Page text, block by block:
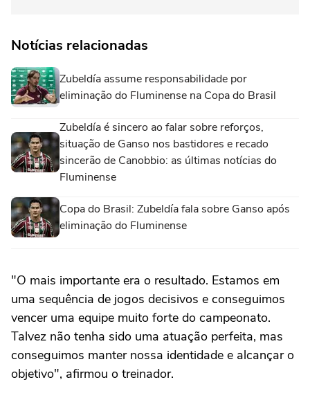
Notícias relacionadas
Zubeldía assume responsabilidade por
eliminação do Fluminense na Copa do Brasil
Zubeldía é sincero ao falar sobre reforços,
situação de Ganso nos bastidores e recado
sincerão de Canobbio: as últimas notícias do
Fluminense
Copa do Brasil: Zubeldía fala sobre Ganso após
eliminação do Fluminense
"O mais importante era o resultado. Estamos em
uma sequência de jogos decisivos e conseguimos
vencer uma equipe muito forte do campeonato.
Talvez não tenha sido uma atuação perfeita, mas
conseguimos manter nossa identidade e alcançar o
objetivo", afirmou o treinador.